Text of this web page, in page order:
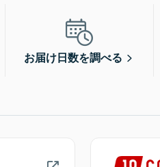
お届け日数を調べる